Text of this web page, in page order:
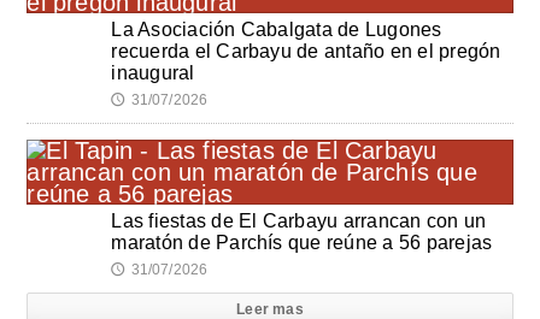
La Asociación Cabalgata de Lugones
recuerda el Carbayu de antaño en el pregón
inaugural
🕔 31/07/2026
Las fiestas de El Carbayu arrancan con un
maratón de Parchís que reúne a 56 parejas
🕔 31/07/2026
Leer mas